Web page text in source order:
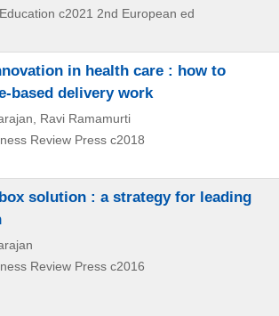
c2021 2nd European ed
in health care : how to
based delivery work
Ravi Ramamurti
Review Press c2018
solution : a strategy for leading
Review Press c2016